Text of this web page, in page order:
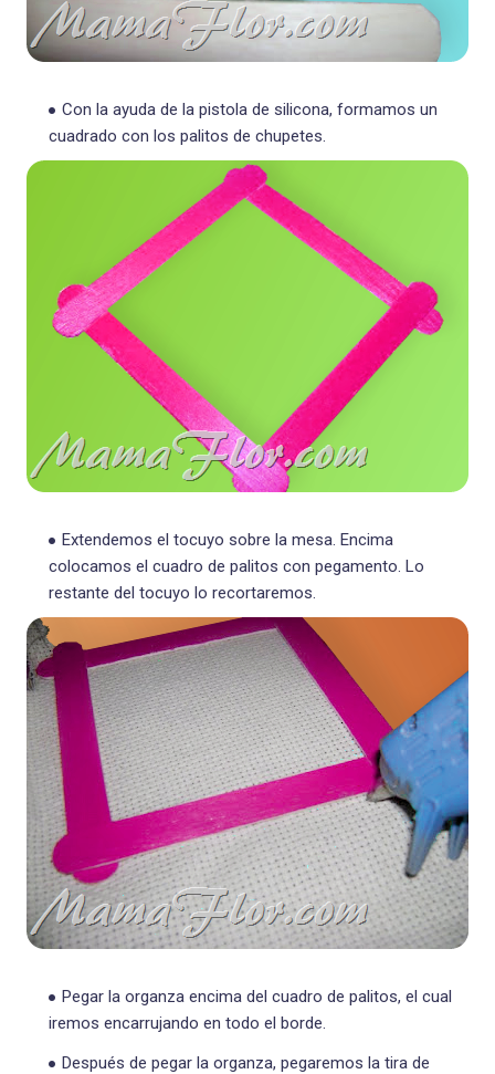
Con la ayuda de la pistola de silicona, formamos un
cuadrado con los palitos de chupetes.
Extendemos el tocuyo sobre la mesa. Encima
colocamos el cuadro de palitos con pegamento. Lo
restante del tocuyo lo recortaremos.
Pegar la organza encima del cuadro de palitos, el cual
iremos encarrujando en todo el borde.
Después de pegar la organza, pegaremos la tira de